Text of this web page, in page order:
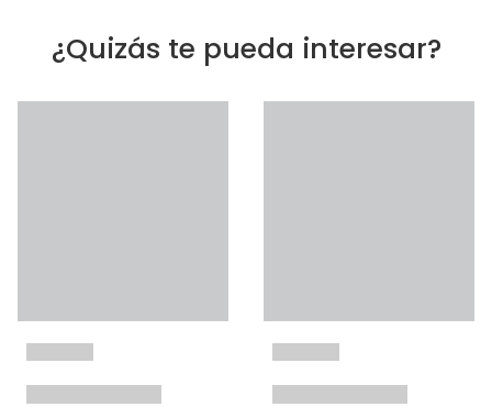
¿Quizás te pueda interesar?